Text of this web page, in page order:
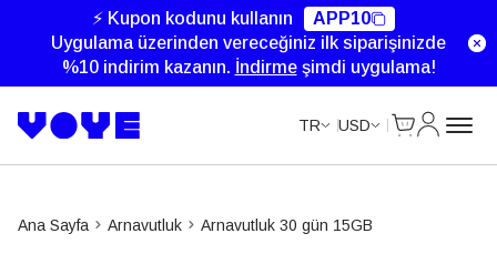
⚡ Kupon kodunu kullanın
APP10
Uygulama üzerinden vereceğiniz ilk siparişinizde
%10 indirim kazanın. İndirmeşimdi uygulama!
TR USD
Ana Sayfa Arnavutluk Arnavutluk 30 gün 15GB